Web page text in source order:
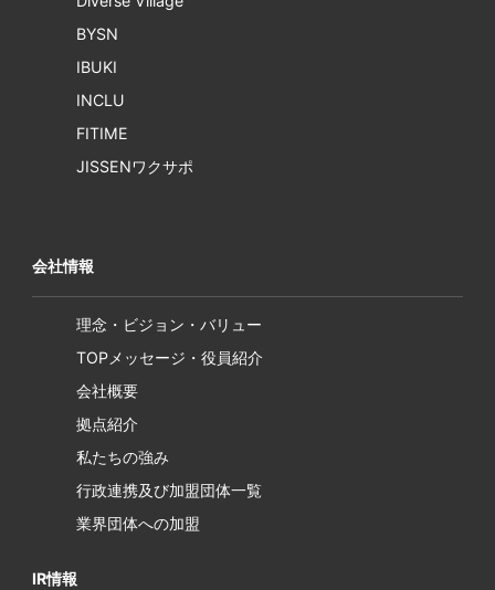
BYSN
IBUKI
INCLU
FITIME
JISSENワクサポ
会社情報
理念・ビジョン・バリュー
TOPメッセージ・役員紹介
会社概要
拠点紹介
私たちの強み
行政連携及び加盟団体一覧
業界団体への加盟
IR情報